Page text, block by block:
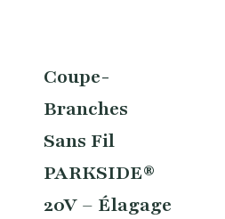
Coupe-
Branches
Sans Fil
PARKSIDE®
20V – Élagage